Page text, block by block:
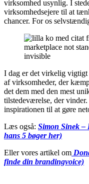
virksomhed usynlig. I
virksomhedsejere til at
chancer. For os
I dag er det virkelig
af virksomheder, der
det dem med den mest
tilstedeværelse, der
inspirationen til at gøre
Læs også: Simon Sinek –
hans 5 bøger her)
Eller vores artikel om
finde din brandingvoice)